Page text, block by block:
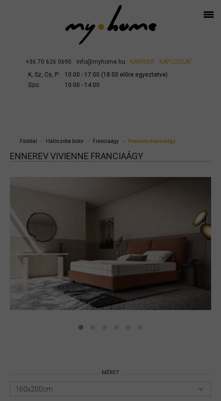
+36 70 626 0690 info@myhome.hu KARRIER
KAPCSOLAT
K, Sz, Cs, P:
10:00 - 17:00 (18:00 előre egyeztetve)
Szo:
10:00 - 14:00
Főoldal Hálószoba bútor Franciaágy Vivienne franciaágy
ENNEREV VIVIENNE FRANCIAÁGY
MÉRET
160x200cm